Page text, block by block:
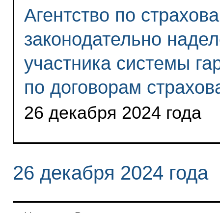
Агентство по
законодательно
участника системы
по договорам
26 декабря 2024 года
26 декабря 2024 года